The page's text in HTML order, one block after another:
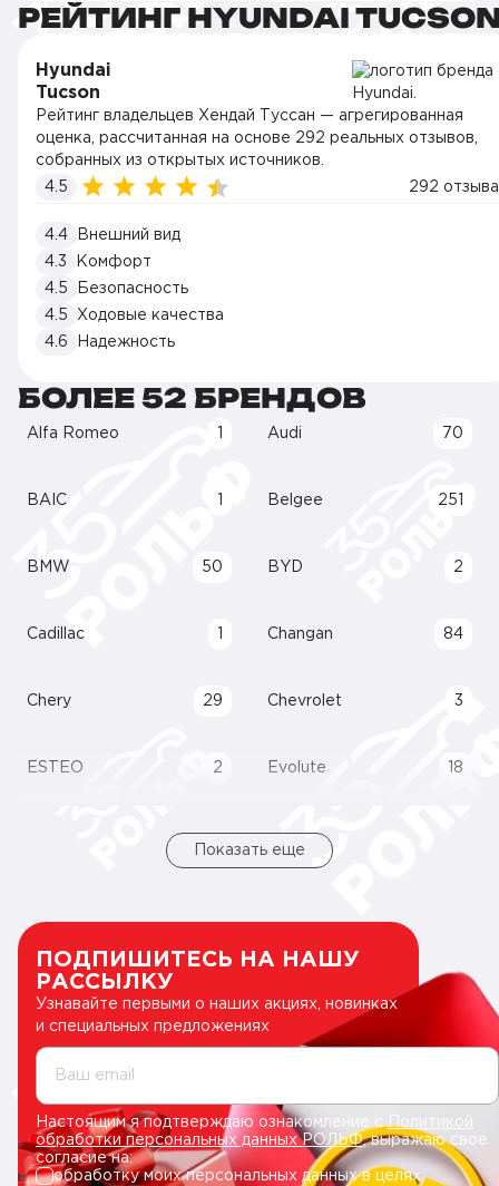
РЕЙТИНГ HYUNDAI
Hyundai
Tucson
Рейтинг владельцев Хендай Туссан — агрегированная
оценка, рассчитанная на основе 292 реальных отзывов,
собранных из открытых источников.
4.5
292 отзыва
4.4
Внешний вид
4.3
Комфорт
4.5
Безопасность
4.5
Ходовые качества
4.6
Надежность
БОЛЕЕ 52 БРЕНДОВ
Alfa Romeo Audi 70
BAIC Belgee 251
BMW 50 BYD 2
Cadillac Changan 84
Chery 29 Chevrolet 3
ESTEO 2 Evolute 18
Показать еще
ПОДПИШИТЕСЬ НА НАШУ
РАССЫЛКУ
Узнавайте первыми о наших акциях, новинках
и специальных предложениях
Ваш email
Настоящим я подтверждаю ознакомление сПолитикой
обработки персональных данных РОЛЬФ, выражаю свое
согласие на:
обработку моих персональных данных в целях